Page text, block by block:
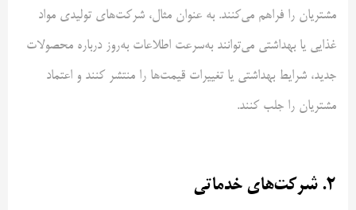
مشتریان را فراهم می‌کنند. به عنوان مثال، شرکت‌های تولیدی مواد
غذایی یا بهداشتی می‌توانند به‌سرعت اطلاعات به‌روز درباره محصولات
جدید، شرایط بهداشتی یا تغییرات قیمت‌ها را منتشر کنند و اعتماد
مشتریان را جلب کنند.
2. شرکت‌های خدماتی